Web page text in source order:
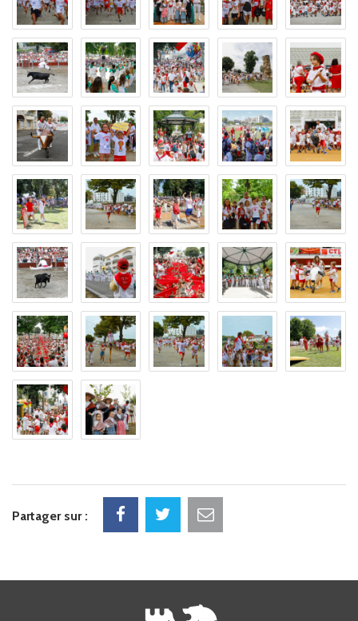
Partager sur : Facebook
Twitter